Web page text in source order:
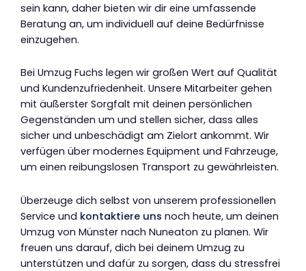
sein kann, daher bieten wir dir eine umfassende
Beratung an, um individuell auf deine Bedürfnisse
einzugehen.
Bei Umzug Fuchs legen wir großen Wert auf Qualität
und Kundenzufriedenheit. Unsere Mitarbeiter gehen
mit äußerster Sorgfalt mit deinen persönlichen
Gegenständen um und stellen sicher, dass alles
sicher und unbeschädigt am Zielort ankommt. Wir
verfügen über modernes Equipment und Fahrzeuge,
um einen reibungslosen Transport zu gewährleisten.
Überzeuge dich selbst von unserem professionellen
Service und kontaktiere uns noch heute, um deinen
Umzug von Münster nach Nuneaton zu planen. Wir
freuen uns darauf, dich bei deinem Umzug zu
unterstützen und dafür zu sorgen, dass du stressfrei